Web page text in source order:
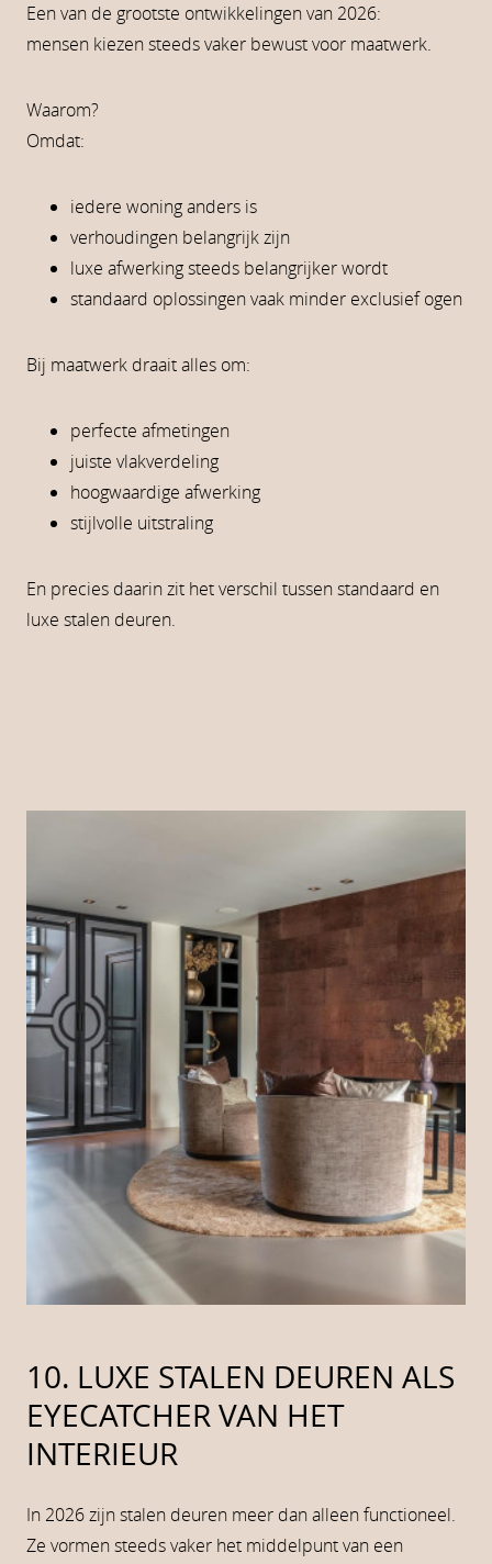
Een van de grootste ontwikkelingen van 2026:
mensen kiezen steeds vaker bewust voor maatwerk.
Waarom?
Omdat:
iedere woning anders is
verhoudingen belangrijk zijn
luxe afwerking steeds belangrijker wordt
standaard oplossingen vaak minder exclusief ogen
Bij maatwerk draait alles om:
perfecte afmetingen
juiste vlakverdeling
hoogwaardige afwerking
stijlvolle uitstraling
En precies daarin zit het verschil tussen standaard en
luxe stalen deuren.
10. LUXE STALEN DEUREN ALS
EYECATCHER VAN HET
INTERIEUR
In 2026 zijn stalen deuren meer dan alleen functioneel.
Ze vormen steeds vaker het middelpunt van een